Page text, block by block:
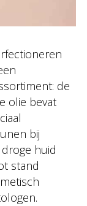
de
olie bevat
bij
huid
stand